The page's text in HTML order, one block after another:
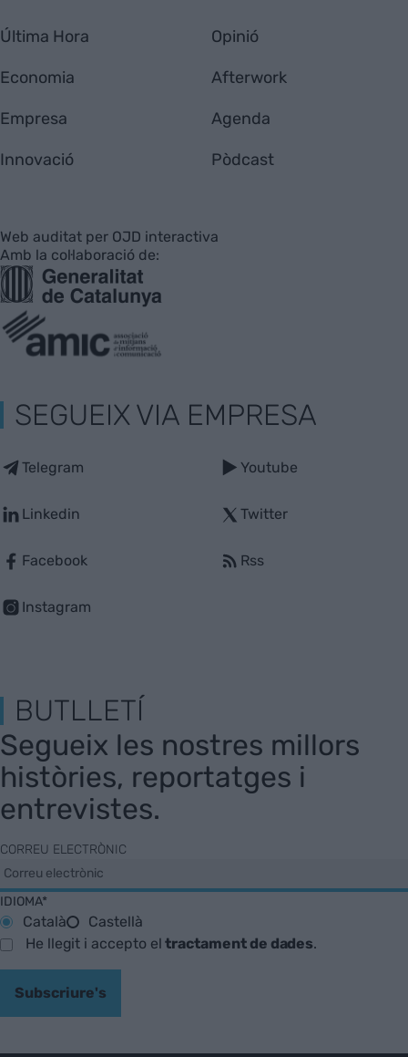
Última Hora
Economia
Empresa
Innovació
Opinió
Afterwork
Agenda
Pòdcast
Web auditat per OJD interactiva
Amb la col·laboració de:
SEGUEIX VIA EMPRESA
Telegram
Linkedin
Facebook
Instagram
Youtube
Twitter
Rss
BUTLLETÍ
Segueix les nostres millors
històries, reportatges i
entrevistes.
CORREU ELECTRÒNIC
IDIOMA*
Català
Castellà
He llegit i accepto eltractament de dades.
Subscriure's